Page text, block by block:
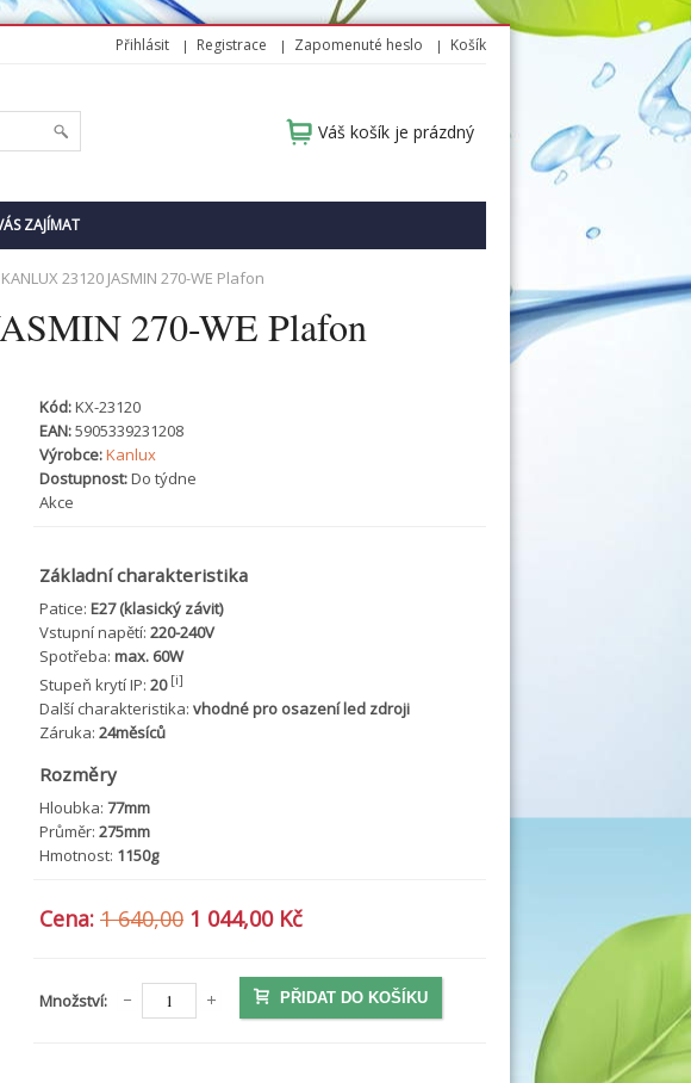
Přihlásit Registrace Zapomenuté heslo Košík
Váš košík je prázdný
ZAJÍMAT
23120 JASMIN 270-WE Plafon
270-WE Plafon
Kód:KX-23120
EAN:5905339231208
Výrobce:Kanlux
Dostupnost:Do týdne
Akce
Základní charakteristika
Patice: E27 (klasický závit)
Vstupní napětí: 220-240V
Spotřeba: max. 60W
Stupeň krytí IP: 20 [i]
Další charakteristika: vhodné pro osazení led zdroji
Záruka: 24měsíců
Rozměry
Hloubka: 77mm
Průměr: 275mm
Hmotnost: 1150g
Cena: 1 640,00 1 044,00 Kč
Množství: PŘIDAT DO KOŠÍKU